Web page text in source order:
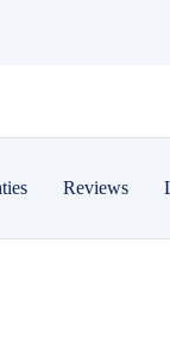
Reviews